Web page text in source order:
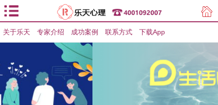
用户登录 用户注册
关于乐天 专家介绍 成功案例 联系方式 下载App